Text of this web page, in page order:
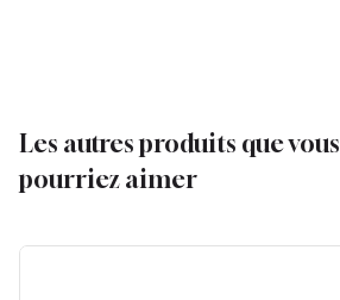
Les autres produits que vous
pourriez aimer